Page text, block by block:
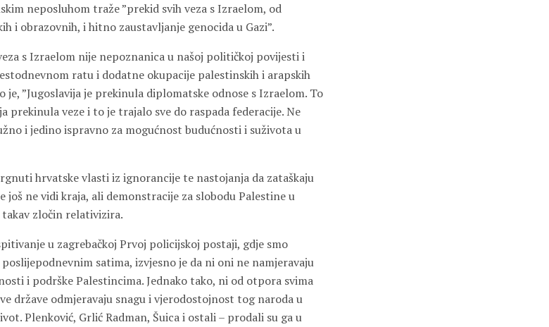
neposluhom traže ”prekid svih veza s Izraelom, od
i obrazovnih, i hitno zaustavljanje genocida u Gazi”.
s Izraelom nije nepoznanica u našoj političkoj povijesti i
ratu i dodatne okupacije palestinskih i arapskih
je, ”Jugoslavija je prekinula diplomatske odnose s Izraelom. To
prekinula veze i to je trajalo sve do raspada federacije. Ne
i jedino ispravno za mogućnost budućnosti i suživota u
hrvatske vlasti iz ignorancije te nastojanja da zataškaju
još ne vidi kraja, ali demonstracije za slobodu Palestine u
takav zločin relativizira.
u zagrebačkoj Prvoj policijskoj postaji, gdje smo
satima, izvjesno je da ni oni ne namjeravaju
i podrške Palestincima. Jednako tako, ni od otpora svima
države odmjeravaju snagu i vjerodostojnost tog naroda u
Plenković, Grlić Radman, Šuicai ostali – prodali su ga u